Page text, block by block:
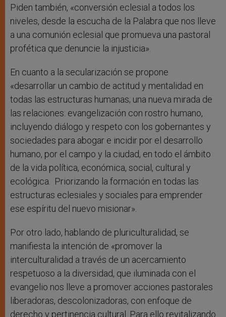
Piden también, «conversión eclesial a todos los
niveles, desde la escucha de la Palabra que nos lleve
a una comunión eclesial que promueva una pastoral
profética que denuncie la injusticia».
En cuanto a la secularización se propone
«desarrollar un cambio de actitud y mentalidad en
todas las estructuras humanas; una nueva mirada de
las relaciones: evangelización con rostro humano,
incluyendo diálogo y respeto con los gobernantes y
sociedades para abogar e incidir por el desarrollo
humano, por el campo y la ciudad, en todo el ámbito
de la vida política, económica, social, cultural y
ecológica. Priorizando la formación en todas las
estructuras eclesiales y sociales para emprender
ese espíritu del nuevo misionar».
Por otro lado, hablando de pluriculturalidad, se
manifiesta la intención de «promover la
interculturalidad a través de un acercamiento
respetuoso a la diversidad, que iluminada con el
evangelio nos lleve a promover acciones pastorales
liberadoras, descolonizadoras, con enfoque de
derecho y pertinencia cultural. Para ello revitalizando